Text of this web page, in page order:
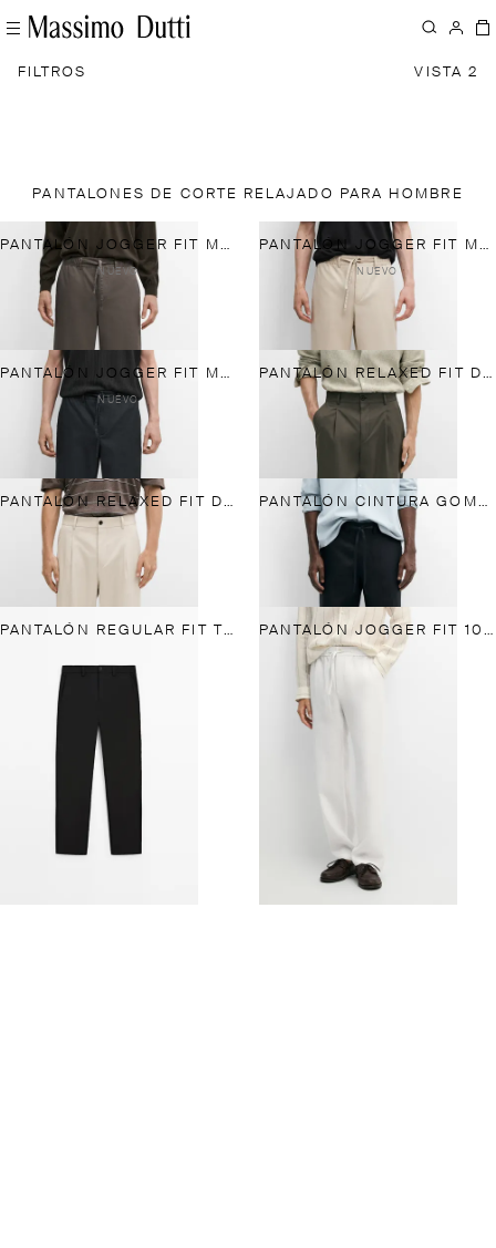
FILTROS VISTA 2
PANTALONES DE CORTE RELAJADO PARA HOMBRE
PANTALÓN JOGGER FIT MEZCLA ALGODÓN
NUEVO
PANTALÓN JOGGER FIT MEZCLA ALGODÓN
NUEVO
PANTALÓN JOGGER FIT MEZCLA ALGODÓN
NUEVO
PANTALÓN RELAXED FIT DETALLE PINZAS
PANTALÓN RELAXED FIT DETALLE PINZAS PANTALÓN CINTURA GOMA 100% LINO
PANTALÓN REGULAR FIT TÉCNICO PANTALÓN JOGGER FIT 100% LINO